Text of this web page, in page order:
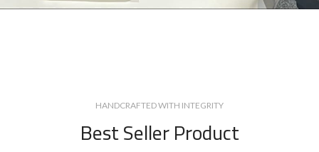
HANDCRAFTED WITH INTEGRITY
Best Seller Product